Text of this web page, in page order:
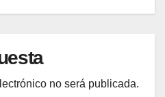
no será publicada.